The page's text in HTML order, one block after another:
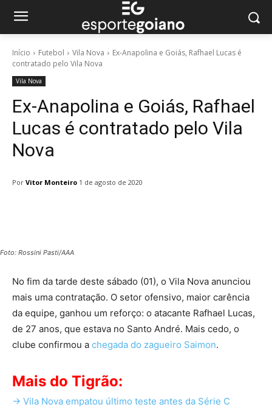
Início Futebol Vila Nova
Ex-Anapolina e Goiás, Rafhael Lucas é
contratado pelo Vila Nova
Vila Nova
Ex-Anapolina e Goiás, Rafhael
Lucas é contratado pelo Vila
Nova
Por Vitor Monteiro 1 de agosto de 2020
Foto: Rossini Pasti/AAA
No fim da tarde deste sábado (01), o Vila Nova anunciou
mais uma contratação. O setor ofensivo, maior carência
da equipe, ganhou um reforço: o atacante Rafhael Lucas,
de 27 anos, que estava no Santo André. Mais cedo, o
clube confirmou a chegada do zagueiro Saimon.
Mais do Tigrão:
-> Vila Nova empatou último teste antes da Série C